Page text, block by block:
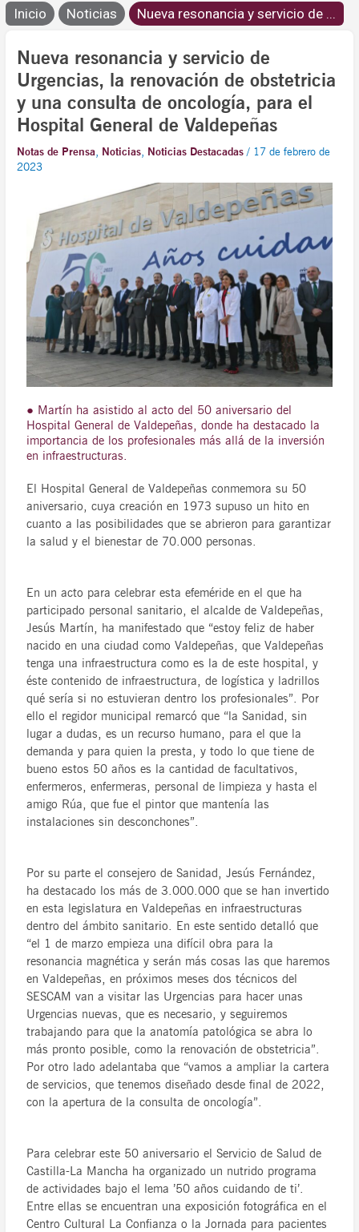
Inicio Noticias Nueva resonancia y servicio de ...
Nueva resonancia y servicio de
Urgencias, la renovación de obstetricia
y una consulta de oncología, para el
Hospital General de Valdepeñas
Notas de Prensa, Noticias, Noticias Destacadas / 17 de febrero de
2023
● Martín ha asistido al acto del 50 aniversario del
Hospital General de Valdepeñas, donde ha destacado la
importancia de los profesionales más allá de la inversión
en infraestructuras.
El Hospital General de Valdepeñas conmemora su 50
aniversario, cuya creación en 1973 supuso un hito en
cuanto a las posibilidades que se abrieron para garantizar
la salud y el bienestar de 70.000 personas.
En un acto para celebrar esta efeméride en el que ha
participado personal sanitario, el alcalde de Valdepeñas,
Jesús Martín, ha manifestado que “estoy feliz de haber
nacido en una ciudad como Valdepeñas, que Valdepeñas
tenga una infraestructura como es la de este hospital, y
éste contenido de infraestructura, de logística y ladrillos
qué sería si no estuvieran dentro los profesionales”. Por
ello el regidor municipal remarcó que “la Sanidad, sin
lugar a dudas, es un recurso humano, para el que la
demanda y para quien la presta, y todo lo que tiene de
bueno estos 50 años es la cantidad de facultativos,
enfermeros, enfermeras, personal de limpieza y hasta el
amigo Rúa, que fue el pintor que mantenía las
instalaciones sin desconchones”.
Por su parte el consejero de Sanidad, Jesús Fernández,
ha destacado los más de 3.000.000 que se han invertido
en esta legislatura en Valdepeñas en infraestructuras
dentro del ámbito sanitario. En este sentido detalló que
“el 1 de marzo empieza una difícil obra para la
resonancia magnética y serán más cosas las que haremos
en Valdepeñas, en próximos meses dos técnicos del
SESCAM van a visitar las Urgencias para hacer unas
Urgencias nuevas, que es necesario, y seguiremos
trabajando para que la anatomía patológica se abra lo
más pronto posible, como la renovación de obstetricia”.
Por otro lado adelantaba que “vamos a ampliar la cartera
de servicios, que tenemos diseñado desde final de 2022,
con la apertura de la consulta de oncología”.
Para celebrar este 50 aniversario el Servicio de Salud de
Castilla-La Mancha ha organizado un nutrido programa
de actividades bajo el lema ’50 años cuidando de ti’.
Entre ellas se encuentran una exposición fotográfica en el
Centro Cultural La Confianza o la Jornada para pacientes